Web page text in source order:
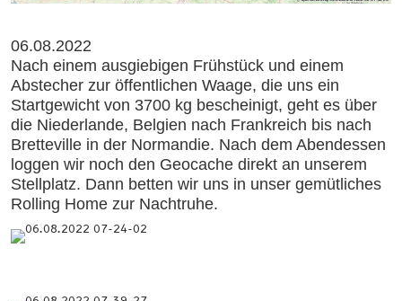
06.08.2022
Nach einem ausgiebigen Frühstück und einem
Abstecher zur öffentlichen Waage, die uns ein
Startgewicht von 3700 kg bescheinigt, geht es über
die Niederlande, Belgien nach Frankreich bis nach
Bretteville in der Normandie. Nach dem Abendessen
loggen wir noch den Geocache direkt an unserem
Stellplatz. Dann betten wir uns in unser gemütliches
Rolling Home zur Nachtruhe.